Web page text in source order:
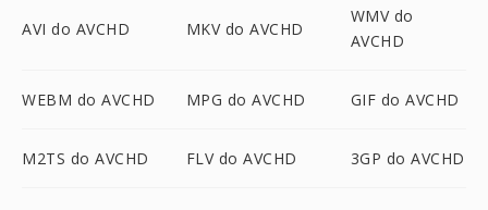
AVI do AVCHD MKV do AVCHD
WMV do
AVCHD
WEBM do AVCHD MPG do AVCHD GIF do AVCHD
M2TS do AVCHD FLV do AVCHD 3GP do AVCHD